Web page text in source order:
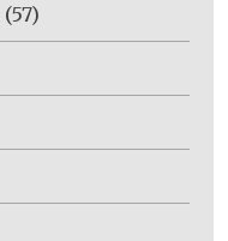
(57)